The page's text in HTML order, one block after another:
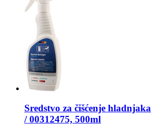
Sredstvo za čišćenje hladnjaka
/ 00312475, 500ml